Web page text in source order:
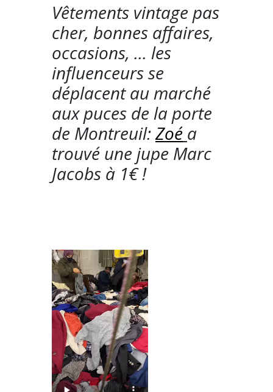
Vêtements vintage pas
cher, bonnes affaires,
occasions, ... les
influenceurs se
déplacent au marché
aux puces de la porte
de Montreuil:Zoé a
trouvé une jupe Marc
Jacobs à 1€ !